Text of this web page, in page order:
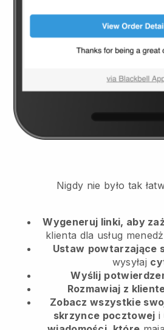
Nigdy nie było tak
Wygeneruj linki, aby
klienta dla usług
Ustaw powtarzające
wysyłaj
Wyślij
Rozmawiaj z
Zobacz wszystkie
skrzynce pocztowej i